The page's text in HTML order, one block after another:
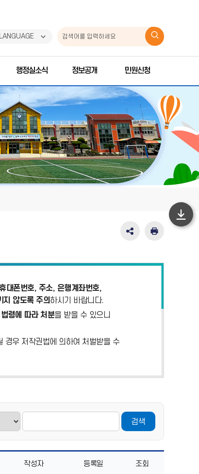
LANGUAGE
검
색
행정실소식 정보공개 민원신청
SNS
영
인
대폰번호, 주소, 은행계좌번호,
않도록 주의 하시기 바랍니다.
령에 따라 처분을 받을 수 있으니
경우 저작권법에 의하여 처벌받을 수
검색
작성자 등록일 조회
하